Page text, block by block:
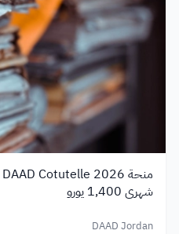
شهري 1,400 يورو
DAAD Jordan